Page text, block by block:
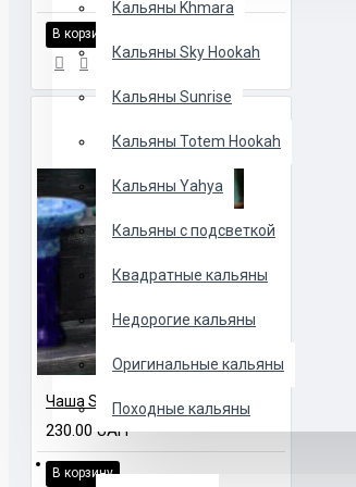
Кальяны Khmara
Кальяны Sky Hookah
Кальяны Sunrise
Кальяны Totem Hookah
Кальяны Yahya
Кальяны с подсветкой
Квадратные кальяны
Недорогие кальяны
Оригинальные кальяны
Походные кальяны
ЧАШИ
В корзину
Чаша Solaris Mercury
230.00 UAH
В корзину